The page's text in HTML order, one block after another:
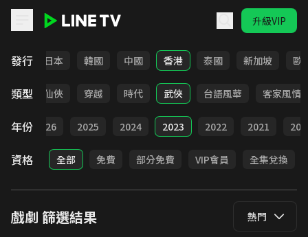
升級VIP
發行
台灣 日本 韓國 中國 香港 泰國 新加坡 歐
類型
療癒 仙俠 穿越 時代 武俠 台語風華 客家風情
年份
部 2026 2025 2024 2023 2022 2021
資格 全部 免費 部分免費 VIP會員 全集兌換
戲劇 篩選結果 熱門